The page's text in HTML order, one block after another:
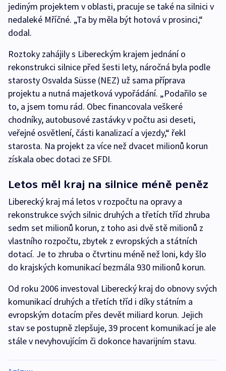
jediným projektem v oblasti, pracuje se také na silnici v
nedaleké Mříčné. „Ta by měla být hotová v prosinci,“
dodal.
Roztoky zahájily s Libereckým krajem jednání o
rekonstrukci silnice před šesti lety, náročná byla podle
starosty Osvalda Süsse (NEZ) už sama příprava
projektu a nutná majetková vypořádání. „Podařilo se
to, a jsem tomu rád. Obec financovala veškeré
chodníky, autobusové zastávky v počtu asi deseti,
veřejné osvětlení, části kanalizací a vjezdy,“ řekl
starosta. Na projekt za více než dvacet milionů korun
získala obec dotaci ze SFDI.
Letos měl kraj na silnice méně peněz
Liberecký kraj má letos v rozpočtu na opravy a
rekonstrukce svých silnic druhých a třetích tříd zhruba
sedm set milionů korun, z toho asi dvě stě milionů z
vlastního rozpočtu, zbytek z evropských a státních
dotací. Je to zhruba o čtvrtinu méně než loni, kdy šlo
do krajských komunikací bezmála 930 milionů korun.
Od roku 2006 investoval Liberecký kraj do obnovy svých
komunikací druhých a třetích tříd i díky státním a
evropským dotacím přes devět miliard korun. Jejich
stav se postupně zlepšuje, 39 procent komunikací je ale
stále v nevyhovujícím či dokonce havarijním stavu.